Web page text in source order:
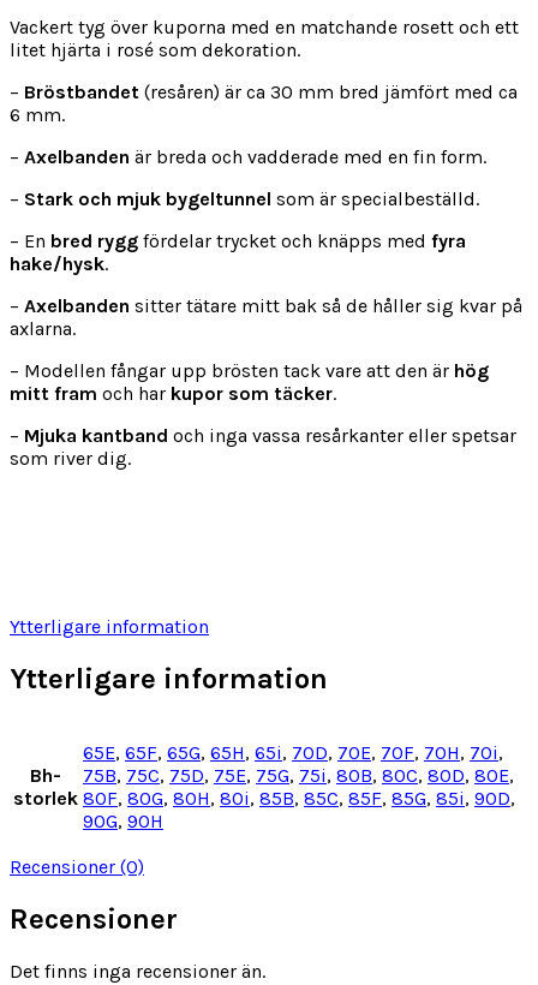
Vackert tyg över kuporna med en matchande rosett och ett
litet hjärta i rosé som dekoration.
– Bröstbandet (resåren) är ca 30 mm bred jämfört med ca
6 mm.
– Axelbanden är breda och vadderade med en fin form.
– Stark och mjuk bygeltunnel som är specialbeställd.
– En bred rygg fördelar trycket och knäpps med fyra
hake/hysk.
– Axelbanden sitter tätare mitt bak så de håller sig kvar på
axlarna.
– Modellen fångar upp brösten tack vare att den är hög
mitt fram och har kupor som täcker.
– Mjuka kantband och inga vassa resårkanter eller spetsar
som river dig.
Ytterligare information
Ytterligare information
Bh-
storlek
65E, 65F, 65G, 65H, 65i, 70D, 70E, 70F, 70H, 70i,
75B, 75C, 75D, 75E, 75G, 75i, 80B, 80C, 80D, 80E,
80F, 80G, 80H, 80i, 85B, 85C, 85F, 85G, 85i, 90D,
90G, 90H
Recensioner (0)
Recensioner
Det finns inga recensioner än.